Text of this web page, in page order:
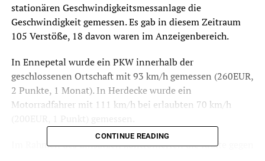
stationären Geschwindigkeitsmessanlage die
Geschwindigkeit gemessen. Es gab in diesem Zeitraum
105 Verstöße, 18 davon waren im Anzeigenbereich.
In Ennepetal wurde ein PKW innerhalb der
geschlossenen Ortschaft mit 93 km/h gemessen (260EUR,
2 Punkte, 1 Monat). In Herdecke wurde ein
Motorradfahrer mit 111 km/h bei erlaubten 70 km/h
Im Rahmen des Einsatzen kontrollierten die Kräfte gegen
CONTINUE READING